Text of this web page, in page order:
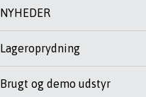
NYHEDER
Lageroprydning
Brugt og demo udstyr